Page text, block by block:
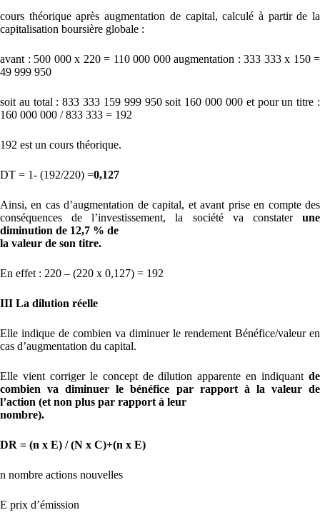
cours théorique après augmentation de capital, calculé à partir de la
capitalisation boursière globale :
avant : 500 000 x 220 = 110 000 000 augmentation : 333 333 x 150 =
49 999 950
soit au total : 833 333 159 999 950 soit 160 000 000 et pour un titre :
160 000 000 / 833 333 = 192
192 est un cours théorique.
DT = 1- (192/220) =0,127
Ainsi, en cas d’augmentation de capital, et avant prise en compte des
conséquences de l’investissement, la société va constater une
diminution de 12,7 % de
la valeur de son titre.
En effet : 220 – (220 x 0,127) = 192
III La dilution réelle
Elle indique de combien va diminuer le rendement Bénéfice/valeur en
cas d’augmentation du capital.
Elle vient corriger le concept de dilution apparente en indiquant de
combien va diminuer le bénéfice par rapport à la valeur de
l’action (et non plus par rapport à leur
nombre).
DR = (n x E) / (N x C)+(n x E)
n nombre actions nouvelles
E prix d’émission